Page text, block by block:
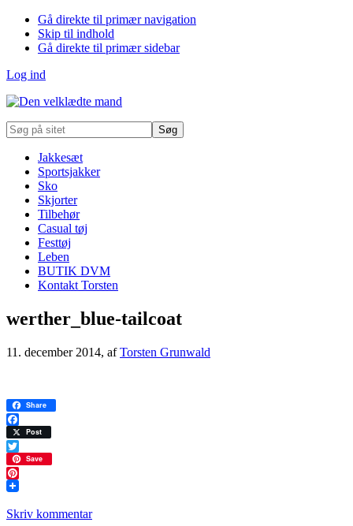
Gå direkte til primær navigation
Skip til indhold
Gå direkte til primær sidebar
Log ind
Søg
på
Jakkesæt
Sportsjakker
Sko
Skjorter
Tilbehør
Casual tøj
Festtøj
Leben
BUTIK DVM
Kontakt Torsten
werther_blue-tailcoat
11. december 2014, afTorsten Grunwald
Share
Facebook
Post
Twitter
Save
Pinterest
Skriv kommentar